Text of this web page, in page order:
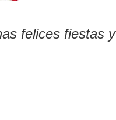
felices fiestas y